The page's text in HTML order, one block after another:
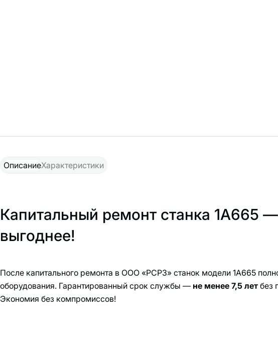
ОписаниеХарактеристики
Капитальный ремонт станка 1А665
выгоднее!
После капитального ремонта в ООО «РСРЗ» станок модели 1А665
оборудования. Гарантированный срок службы — не менее 7,5 лет без
Экономия без компромиссов!